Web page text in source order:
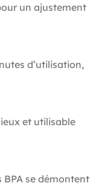
un ajustement
d’utilisation,
et utilisable
BPA se démontent